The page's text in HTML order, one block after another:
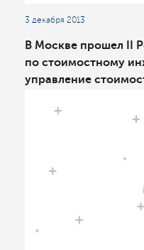
3 декабря 2013
В Москве прошел II
по стоимостному
управление
проектов к